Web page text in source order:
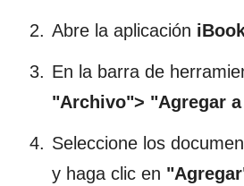
Abre la aplicación
En la barra de
"Archivo"> "Agregar
Seleccione los
y haga clic en